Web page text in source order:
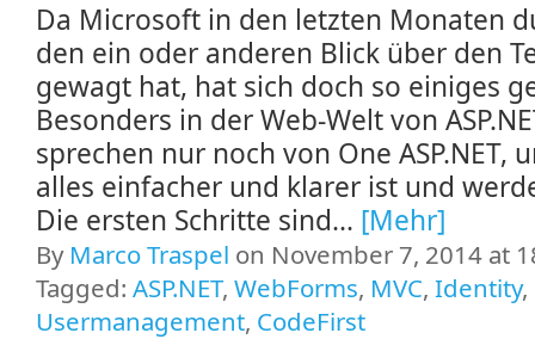
Da Microsoft in den letzten Monaten
den ein oder anderen Blick über den
gewagt hat, hat sich doch so einiges
Besonders in der Web-Welt von
sprechen nur noch von One ASP.NET,
alles einfacher und klarer ist und
Die ersten Schritte sind... [Mehr]
By Marco Traspel on November 7, 2014 at
Tagged: ASP.NET, WebForms, MVC, Identity,
Usermanagement, CodeFirst